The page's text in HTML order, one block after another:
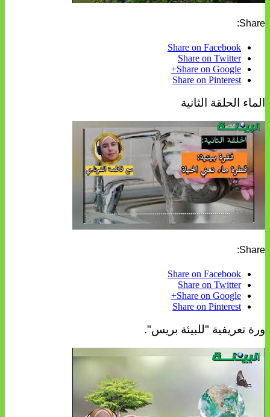
Share:
Share on Facebook
Share on Twitter
Share on Google+
Share on Pinterest
الماء الحلقة الثانية
Share:
Share on Facebook
Share on Twitter
Share on Google+
Share on Pinterest
ورة تعريفية "للبيئة بريس".